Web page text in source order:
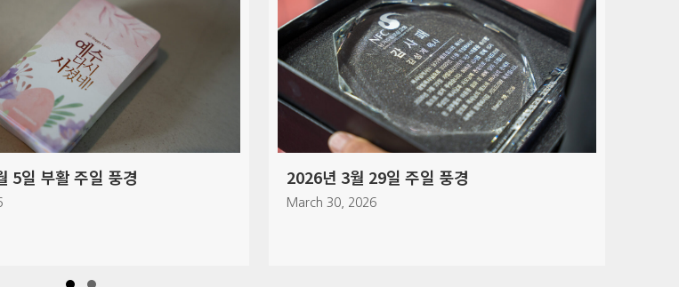
2026년 3월 29일 주일 풍경 2026년 3월 21일 커뮤니티 밀 풍경